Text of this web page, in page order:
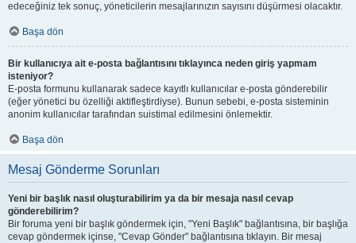
edeceğiniz tek sonuç, yöneticilerin mesajlarınızın sayısını düşürmesi olacaktır.
Başa dön
Bir kullanıcıya ait e-posta bağlantısını tıklayınca neden giriş yapmam
isteniyor?
E-posta formunu kullanarak sadece kayıtlı kullanıcılar e-posta gönderebilir
(eğer yönetici bu özelliği aktifleştirdiyse). Bunun sebebi, e-posta sisteminin
anonim kullanıcılar tarafından suistimal edilmesini önlemektir.
Başa dön
Mesaj Gönderme Sorunları
Yeni bir başlık nasıl oluşturabilirim ya da bir mesaja nasıl cevap
gönderebilirim?
Bir foruma yeni bir başlık göndermek için, "Yeni Başlık" bağlantısına, bir başlığa
cevap göndermek içinse, "Cevap Gönder" bağlantısına tıklayın. Bir mesaj